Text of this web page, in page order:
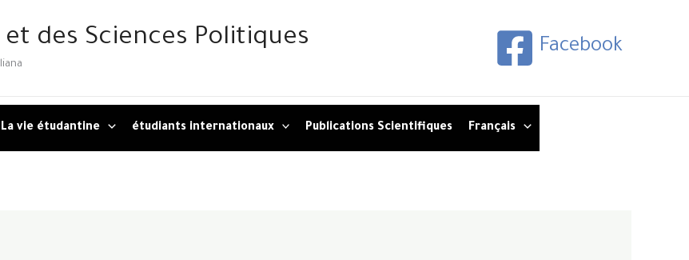
des Sciences Politiques Facebook
La vie étudantine étudiants internationaux Publications Scientifiques Français